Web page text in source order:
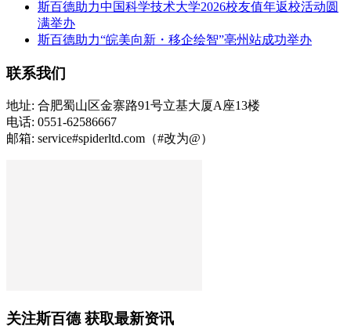
斯百德助力中国科学技术大学2026校友值年返校活动圆
满举办
斯百德助力“皖美向新・移企绘智”亳州站成功举办
联系我们
地址: 合肥蜀山区金寨路91号立基大厦A座13楼
电话: 0551-62586667
邮箱: service#spiderltd.com（#改为@）
关注斯百德 获取最新资讯